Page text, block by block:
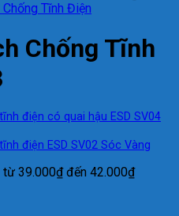
Chống Tĩnh Điện
Chống Tĩnh
từ 39.000₫ đến 42.000₫